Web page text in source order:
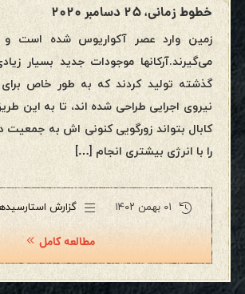
خطوط زمانی، ۲۵ دسامبر ۲۰۲۰
زمین وارد عصر آکواریوس شده است و
می‌گیرند.آرکانها موجودات جدید بسیار
گذشته تولید کردند که به طور خاص
نیروی اجرایی طراحی شده اند، تا به این
کابال بتواند زورگویی کنونی اش به جمعیت
را با انرژی بیشتری انجام […]
۰۱ بهمن ۱۴۰۲ گزارش
مطالعه کامل